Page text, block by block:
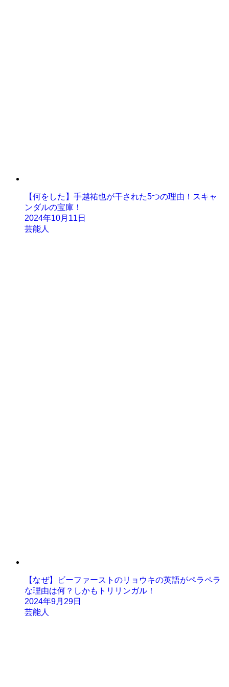
【何をした】手越祐也が干された5つの理由！スキャ
ンダルの宝庫！
2024年10月11日
芸能人
【なぜ】ビーファーストのリョウキの英語がペラペラ
な理由は何？しかもトリリンガル！
2024年9月29日
芸能人